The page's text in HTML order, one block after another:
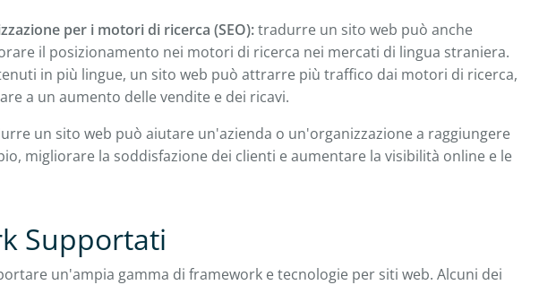
per i motori di ricerca (SEO):tradurre un sito web può anche
il posizionamento nei motori di ricerca nei mercati di lingua straniera.
in più lingue, un sito web può attrarre più traffico dai motori di ricerca,
a un aumento delle vendite e dei ricavi.
un sito web può aiutare un'azienda o un'organizzazione a raggiungere
migliorare la soddisfazione dei clienti e aumentare la visibilità online e le
Supportati
un'ampia gamma di framework e tecnologie per siti web. Alcuni dei